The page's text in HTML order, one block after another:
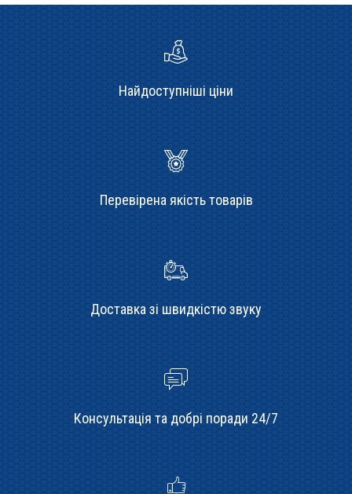
Найдоступніші ціни
Перевірена якість товарів
Доставка зі швидкістю звуку
Консультація та добрі поради 24/7